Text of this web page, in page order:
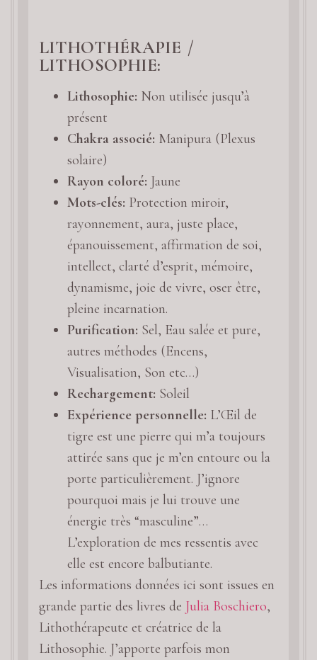
LITHOTHÉRAPIE /
LITHOSOPHIE:
Lithosophie: Non utilisée jusqu’à
présent
Chakra associé: Manipura (Plexus
solaire)
Rayon coloré: Jaune
Mots-clés: Protection miroir,
rayonnement, aura, juste place,
épanouissement, affirmation de soi,
intellect, clarté d’esprit, mémoire,
dynamisme, joie de vivre, oser être,
pleine incarnation.
Purification: Sel, Eau salée et pure,
autres méthodes (Encens,
Visualisation, Son etc…)
Rechargement: Soleil
Expérience personnelle: L’Œil de
tigre est une pierre qui m’a toujours
attirée sans que je m’en entoure ou la
porte particulièrement. J’ignore
pourquoi mais je lui trouve une
énergie très “masculine”…
L’exploration de mes ressentis avec
elle est encore balbutiante.
Les informations données ici sont issues en
grande partie des livres de Julia Boschiero,
Lithothérapeute et créatrice de la
Lithosophie. J’apporte parfois mon